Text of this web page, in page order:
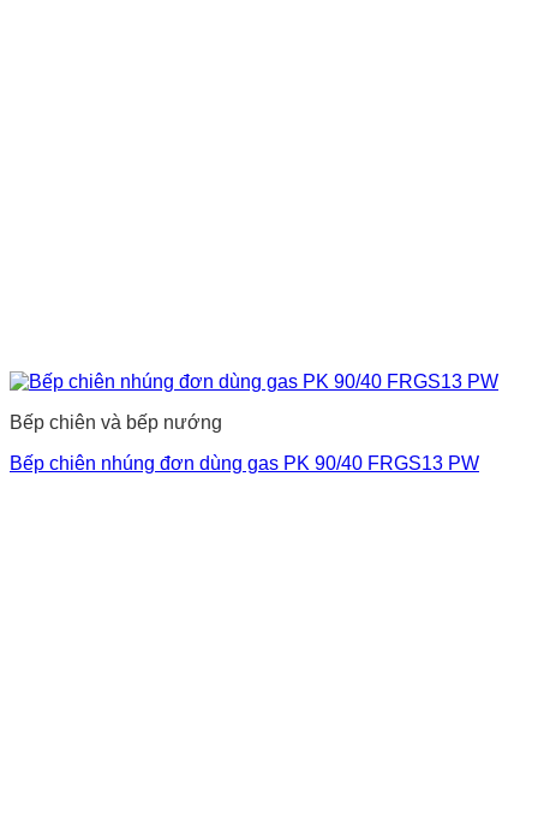
Bếp chiên và bếp nướng
Bếp chiên nhúng đơn dùng gas PK 90/40 FRGS13 PW